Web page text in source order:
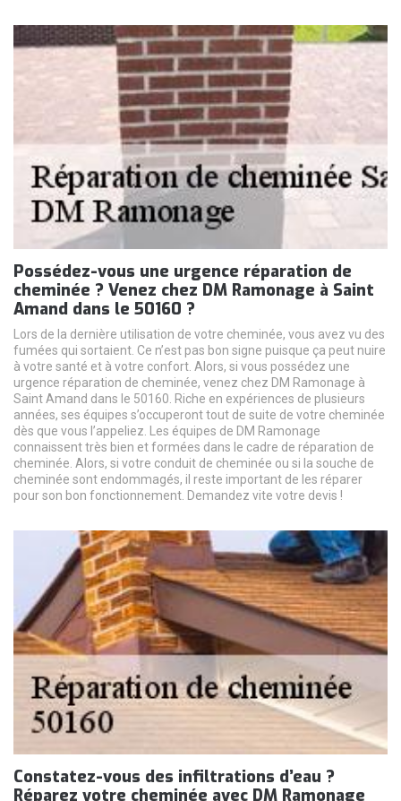
Possédez-vous une urgence réparation de
cheminée ? Venez chez DM Ramonage à Saint
Amand dans le 50160 ?
Lors de la dernière utilisation de votre cheminée, vous avez vu des
fumées qui sortaient. Ce n’est pas bon signe puisque ça peut nuire
à votre santé et à votre confort. Alors, si vous possédez une
urgence réparation de cheminée, venez chez DM Ramonage à
Saint Amand dans le 50160. Riche en expériences de plusieurs
années, ses équipes s’occuperont tout de suite de votre cheminée
dès que vous l’appeliez. Les équipes de DM Ramonage
connaissent très bien et formées dans le cadre de réparation de
cheminée. Alors, si votre conduit de cheminée ou si la souche de
cheminée sont endommagés, il reste important de les réparer
pour son bon fonctionnement. Demandez vite votre devis !
Constatez-vous des infiltrations d’eau ?
Réparez votre cheminée avec DM Ramonage